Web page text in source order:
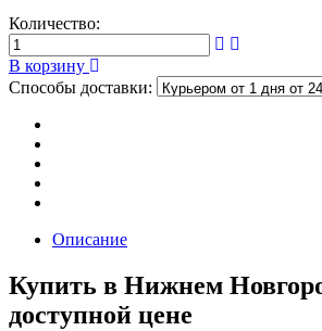
Количество:
В корзину
Способы доставки:
Описание
Купить в Нижнем
доступной цене